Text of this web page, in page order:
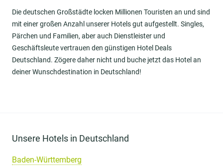
Die deutschen Großstädte locken Millionen Touristen an und sind
mit einer großen Anzahl unserer Hotels gut aufgestellt. Singles,
Pärchen und Familien, aber auch Dienstleister und
Geschäftsleute vertrauen den günstigen Hotel Deals
Deutschland. Zögere daher nicht und buche jetzt das Hotel an
deiner Wunschdestination in Deutschland!
Unsere Hotels in Deutschland
Baden-Württemberg